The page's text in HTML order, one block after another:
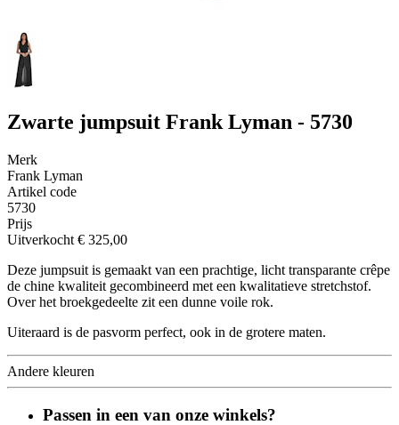
Zwarte jumpsuit Frank Lyman - 5730
Merk
Frank Lyman
Artikel code
5730
Prijs
Uitverkocht € 325,00
Deze jumpsuit is gemaakt van een prachtige, licht transparante crêpe
de chine kwaliteit gecombineerd met een kwalitatieve stretchstof.
Over het broekgedeelte zit een dunne voile rok.
Uiteraard is de pasvorm perfect, ook in de grotere maten.
Andere kleuren
Passen in een van onze winkels?